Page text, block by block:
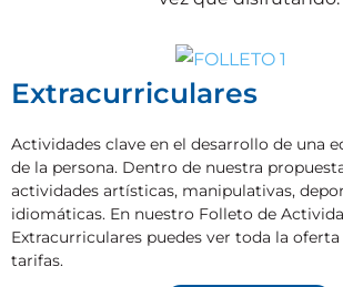
Extracurriculares
Actividades clave en el desarrollo de una
de la persona. Dentro de nuestra
actividades artísticas, manipulativas,
idiomáticas. En nuestro Folleto de
Extracurriculares puedes ver toda la
tarifas.